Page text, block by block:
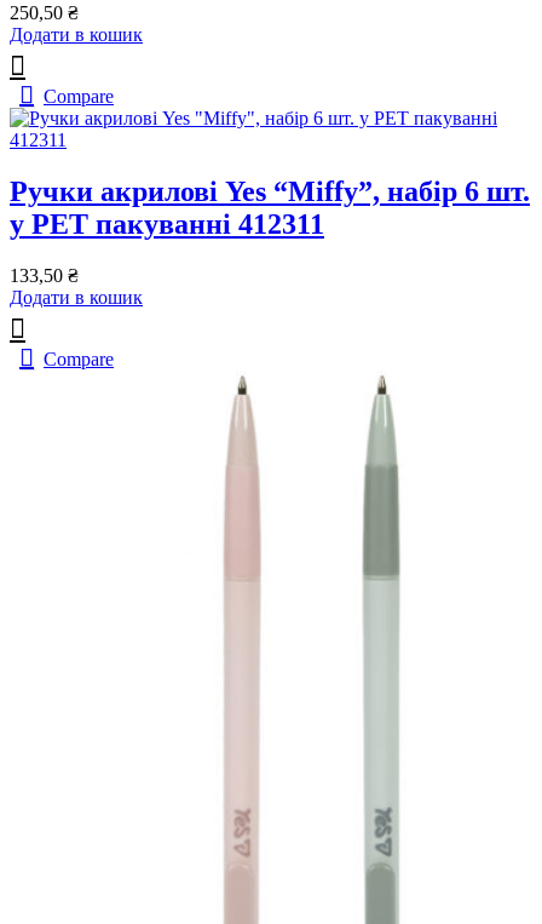
250,50 ₴
Додати в кошик
Compare
Ручки акрилові Yes “Miffy”, набір 6 шт.
у PET пакуванні 412311
133,50 ₴
Додати в кошик
Compare